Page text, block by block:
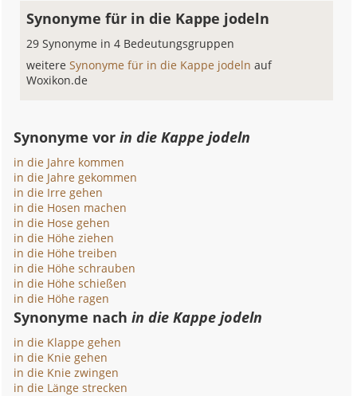
Synonyme für in die Kappe jodeln
29 Synonyme in 4 Bedeutungsgruppen
weitereSynonyme für in die Kappe jodelnauf
Woxikon.de
Synonyme vorin die Kappe jodeln
in die Jahre kommen
in die Jahre gekommen
in die Irre gehen
in die Hosen machen
in die Hose gehen
in die Höhe ziehen
in die Höhe treiben
in die Höhe schrauben
in die Höhe schießen
in die Höhe ragen
Synonyme nachin die Kappe jodeln
in die Klappe gehen
in die Knie gehen
in die Knie zwingen
in die Länge strecken